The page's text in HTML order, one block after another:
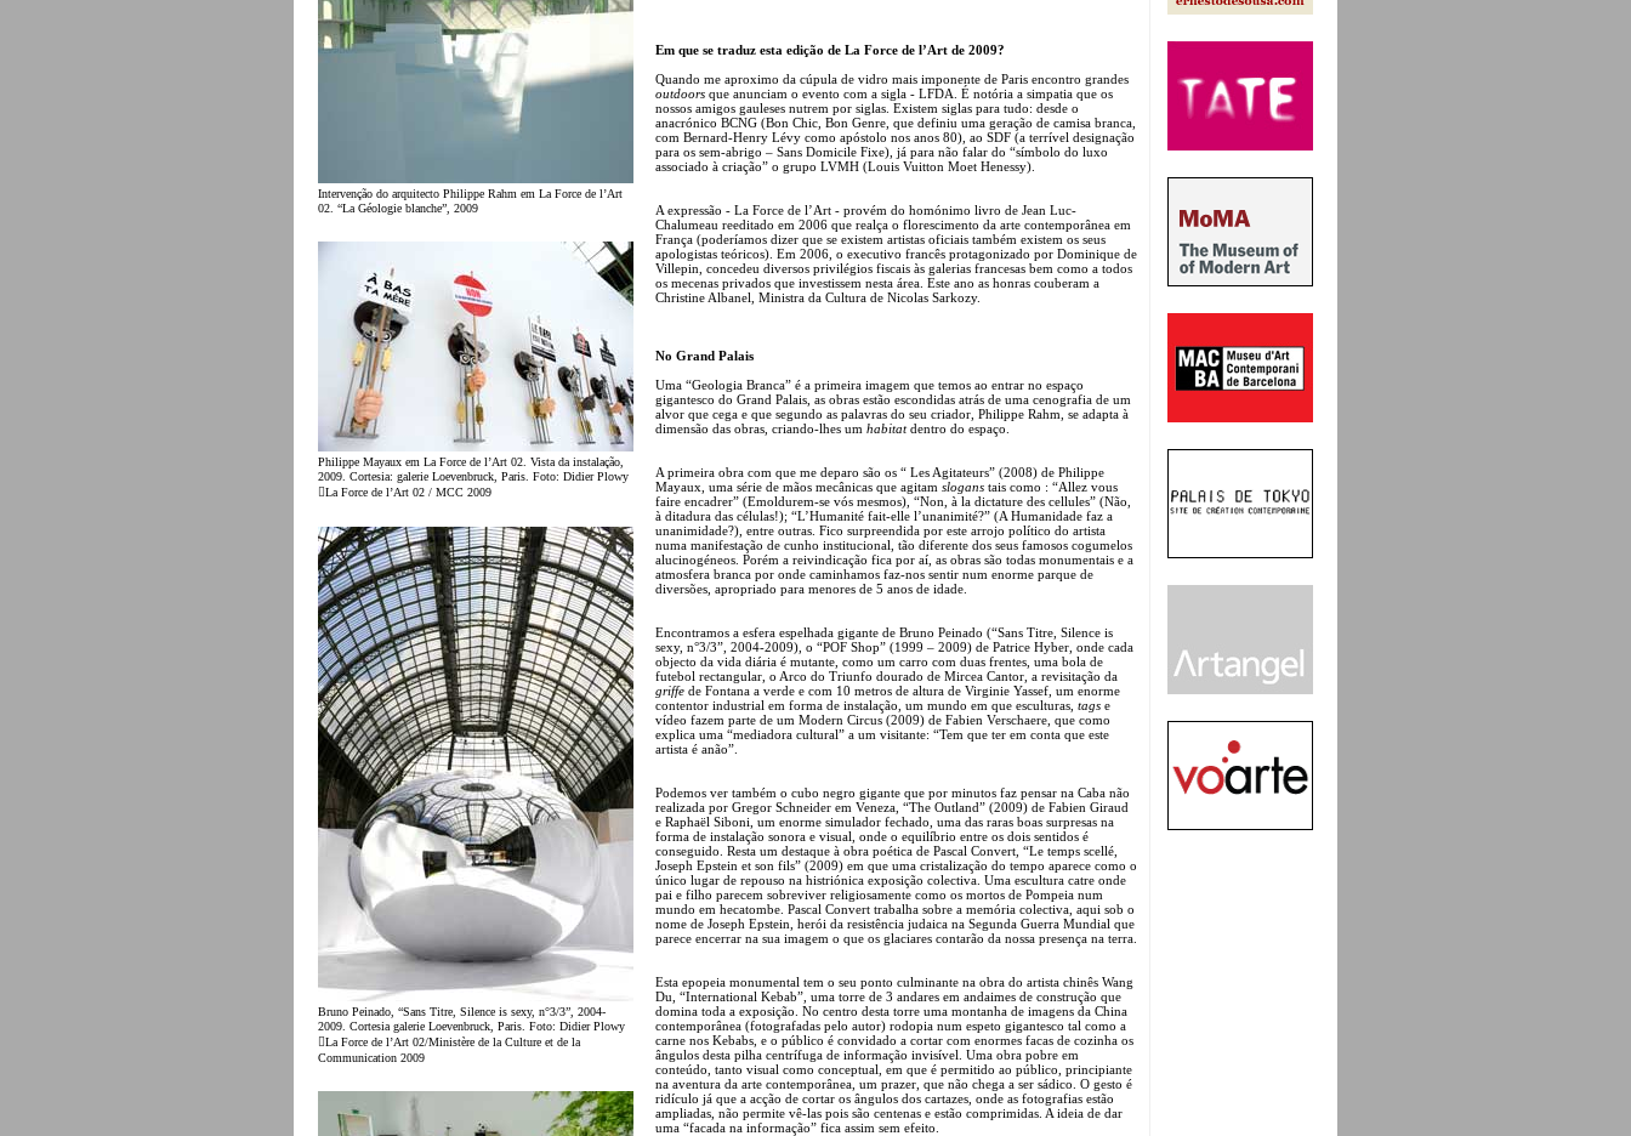
Intervenção do arquitecto Philippe Rahm em La Force de l’Art
02. “La Géologie blanche”, 2009
Philippe Mayaux em La Force de l’Art 02. Vista da instalação,
2009. Cortesia: galerie Loevenbruck, Paris. Foto: Didier Plowy
La Force de l’Art 02 / MCC 2009
Bruno Peinado, “Sans Titre, Silence is sexy, n°3/3”, 2004-
2009. Cortesia galerie Loevenbruck, Paris. Foto: Didier Plowy
La Force de l’Art 02/Ministère de la Culture et de la
Communication 2009
Em que se traduz esta edição de La Force de l’Art de 2009?
Quando me aproximo da cúpula de vidro mais imponente de Paris encontro grandes
outdoors que anunciam o evento com a sigla - LFDA. É notória a simpatia que os
nossos amigos gauleses nutrem por siglas. Existem siglas para tudo: desde o
anacrónico BCNG (Bon Chic, Bon Genre, que definiu uma geração de camisa branca,
com Bernard-Henry Lévy como apóstolo nos anos 80), ao SDF (a terrível designação
para os sem-abrigo – Sans Domicile Fixe), já para não falar do “símbolo do luxo
associado à criação” o grupo LVMH (Louis Vuitton Moet Henessy).
A expressão - La Force de l’Art - provém do homónimo livro de Jean Luc-
Chalumeau reeditado em 2006 que realça o florescimento da arte contemporânea em
França (poderíamos dizer que se existem artistas oficiais também existem os seus
apologistas teóricos). Em 2006, o executivo francês protagonizado por Dominique de
Villepin, concedeu diversos privilégios fiscais às galerias francesas bem como a todos
os mecenas privados que investissem nesta área. Este ano as honras couberam a
Christine Albanel, Ministra da Cultura de Nicolas Sarkozy.
No Grand Palais
Uma “Geologia Branca” é a primeira imagem que temos ao entrar no espaço
gigantesco do Grand Palais, as obras estão escondidas atrás de uma cenografia de um
alvor que cega e que segundo as palavras do seu criador, Philippe Rahm, se adapta à
dimensão das obras, criando-lhes um habitatdentro do espaço.
A primeira obra com que me deparo são os “ Les Agitateurs” (2008) de Philippe
Mayaux, uma série de mãos mecânicas que agitam slogans tais como : “Allez vous
faire encadrer” (Emoldurem-se vós mesmos), “Non, à la dictature des cellules” (Não,
à ditadura das células!); “L’Humanité fait-elle l’unanimité?” (A Humanidade faz a
unanimidade?), entre outras. Fico surpreendida por este arrojo político do artista
numa manifestação de cunho institucional, tão diferente dos seus famosos cogumelos
alucinogéneos. Porém a reivindicação fica por aí, as obras são todas monumentais e a
atmosfera branca por onde caminhamos faz-nos sentir num enorme parque de
diversões, apropriado para menores de 5 anos de idade.
Encontramos a esfera espelhada gigante de Bruno Peinado (“Sans Titre, Silence is
sexy, n°3/3”, 2004-2009), o “POF Shop” (1999 – 2009) de Patrice Hyber, onde cada
objecto da vida diária é mutante, como um carro com duas frentes, uma bola de
futebol rectangular, o Arco do Triunfo dourado de Mircea Cantor, a revisitação da
griffe de Fontana a verde e com 10 metros de altura de Virginie Yassef, um enorme
contentor industrial em forma de instalação, um mundo em que esculturas, tags e
vídeo fazem parte de um Modern Circus (2009) de Fabien Verschaere, que como
explica uma “mediadora cultural” a um visitante: “Tem que ter em conta que este
artista é anão”.
Podemos ver também o cubo negro gigante que por minutos faz pensar na Caba não
realizada por Gregor Schneider em Veneza, “The Outland” (2009) de Fabien Giraud
e Raphaël Siboni, um enorme simulador fechado, uma das raras boas surpresas na
forma de instalação sonora e visual, onde o equilíbrio entre os dois sentidos é
conseguido. Resta um destaque à obra poética de Pascal Convert, “Le temps scellé,
Joseph Epstein et son fils” (2009) em que uma cristalização do tempo aparece como o
único lugar de repouso na histriónica exposição colectiva. Uma escultura catre onde
pai e filho parecem sobreviver religiosamente como os mortos de Pompeia num
mundo em hecatombe. Pascal Convert trabalha sobre a memória colectiva, aqui sob o
nome de Joseph Epstein, herói da resistência judaica na Segunda Guerra Mundial que
parece encerrar na sua imagem o que os glaciares contarão da nossa presença na terra.
Esta epopeia monumental tem o seu ponto culminante na obra do artista chinês Wang
Du, “International Kebab”, uma torre de 3 andares em andaimes de construção que
domina toda a exposição. No centro desta torre uma montanha de imagens da China
contemporânea (fotografadas pelo autor) rodopia num espeto gigantesco tal como a
carne nos Kebabs, e o público é convidado a cortar com enormes facas de cozinha os
ângulos desta pilha centrífuga de informação invisível. Uma obra pobre em
conteúdo, tanto visual como conceptual, em que é permitido ao público, principiante
na aventura da arte contemporânea, um prazer, que não chega a ser sádico. O gesto é
ridículo já que a acção de cortar os ângulos dos cartazes, onde as fotografias estão
ampliadas, não permite vê-las pois são centenas e estão comprimidas. A ideia de dar
uma “facada na informação” fica assim sem efeito.